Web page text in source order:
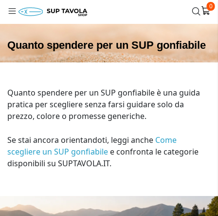
0
Quanto spendere per un SUP gonfiabile
Quanto spendere per un SUP gonfiabile è una guida
pratica per scegliere senza farsi guidare solo da
prezzo, colore o promesse generiche.
Se stai ancora orientandoti, leggi anche Come
scegliere un SUP gonfiabile e confronta le categorie
disponibili su SUPTAVOLA.IT.